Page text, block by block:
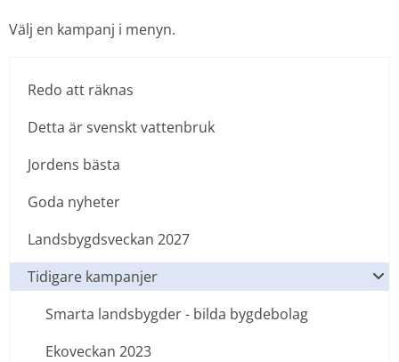
Välj en kampanj i menyn.
Redo att räknas
Detta är svenskt vattenbruk
Jordens bästa
Goda nyheter
Landsbygdsveckan 2027
Tidigare kampanjer
Smarta landsbygder - bilda bygdebolag
Ekoveckan 2023